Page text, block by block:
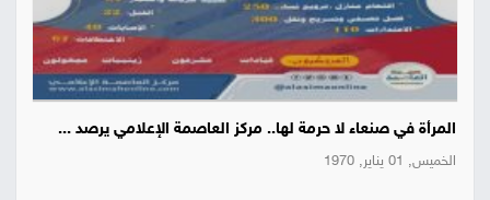
المرأة في صنعاء لا حرمة لها.. مركز العاصمة الإعلامي يرصد ...
الخميس, 01 يناير, 1970